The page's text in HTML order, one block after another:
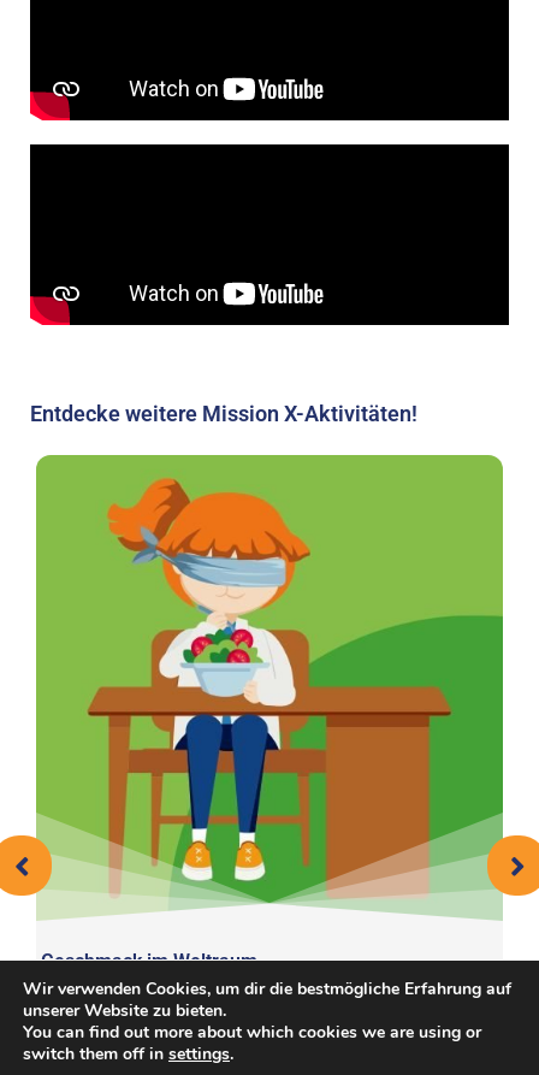
Entdecke weitere Mission X-Aktivitäten!
Geschmack im Weltraum
Dein Auftrag: Erforsche die Geschmacksempfindungen auf der
Zunge und experimentiere, um herauszufinden, welche Sinne den
Geschmack beeinflussen. Für Astronaut*innen sind alle ihre ...
Wir verwenden Cookies, um dir die bestmögliche Erfahrung auf
unserer Website zu bieten.
You can find out more about which cookies we are using or
switch them off in settings.